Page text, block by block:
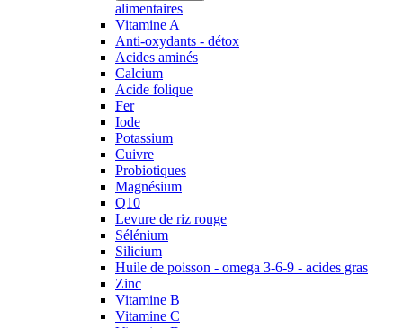
alimentaires
Vitamine A
Anti-oxydants - détox
Acides aminés
Calcium
Acide folique
Fer
Iode
Potassium
Cuivre
Probiotiques
Magnésium
Q10
Levure de riz rouge
Sélénium
Silicium
Huile de poisson - omega 3-6-9 - acides gras
Zinc
Vitamine B
Vitamine C